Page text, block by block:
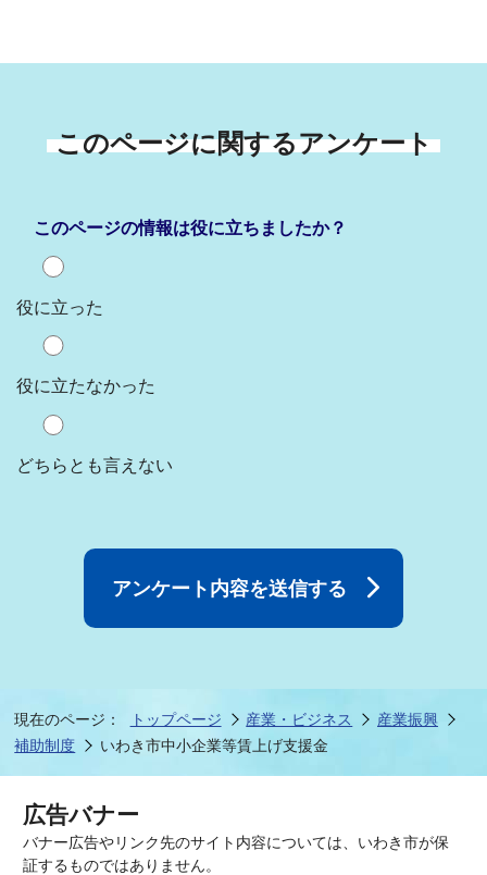
このページに関するアンケート
このページの情報は役に立ちましたか？
役に立った
役に立たなかった
どちらとも言えない
現在のページ： トップページ 産業・ビジネス
産業振興
補助制度
いわき市中小企業等賃上げ支援金
広告バナー
バナー広告やリンク先のサイト内容については、いわき市が保
証するものではありません。